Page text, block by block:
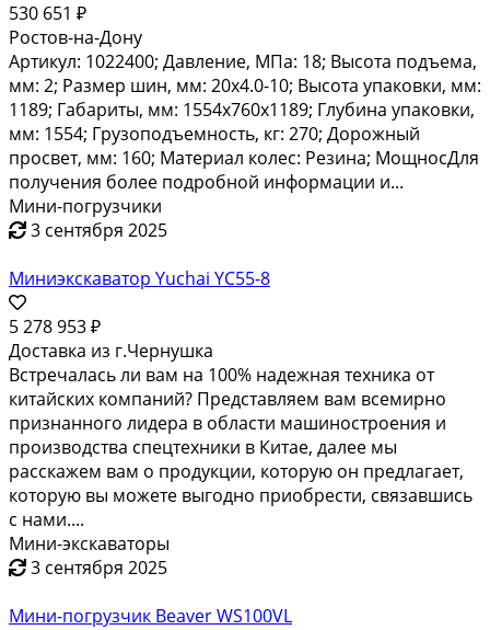
530 651 ₽
Ростов-на-Дону
Артикул: 1022400; Давление, МПа: 18; Высота подъема,
мм: 2; Размер шин, мм: 20х4.0-10; Высота упаковки, мм:
1189; Габариты, мм: 1554х760х1189; Глубина упаковки,
мм: 1554; Грузоподъемность, кг: 270; Дорожный
просвет, мм: 160; Материал колес: Резина; МощносДля
получения более подробной информации и...
Мини-погрузчики
3 сентября 2025
Миниэкскаватор Yuchai YC55-8
5 278 953 ₽
Доставка из г.Чернушка
Встречалась ли вам на 100% надежная техника от
китайских компаний? Представляем вам всемирно
признанного лидера в области машиностроения и
производства спецтехники в Китае, далее мы
расскажем вам о продукции, которую он предлагает,
которую вы можете выгодно приобрести, связавшись
с нами....
Мини-экскаваторы
3 сентября 2025
Мини-погрузчик Beaver WS100VL